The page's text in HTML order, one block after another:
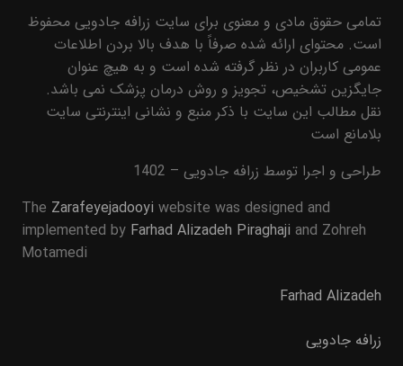
تمامی حقوق مادی و معنوی برای سایت زرافه جادویی محفوظ
است. محتوای ارائه شده صرفاً با هدف بالا بردن اطلاعات
عمومی کاربران در نظر گرفته شده است و به هیچ عنوان
جایگزین تشخیص، تجویز و روش درمان پزشک نمی باشد.
نقل مطالب این سایت با ذکر منبع و نشانی اینترنتی سایت
بلامانع است
طراحی و اجرا توسط زرافه جادویی – 1402
The Zarafeyejadooyi website was designed and
implemented by Farhad Alizadeh Piraghaji and Zohreh
Motamedi
Farhad Alizadeh
زرافه جادویی